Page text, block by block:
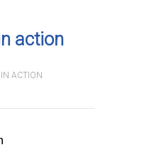
action
ACTION